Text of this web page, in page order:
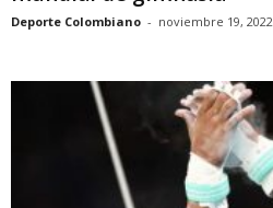
Deporte Colombiano - noviembre 19, 2022